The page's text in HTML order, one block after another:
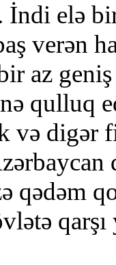
İndi elə
verən
az geniş
qulluq
və
qədəm
qarşı